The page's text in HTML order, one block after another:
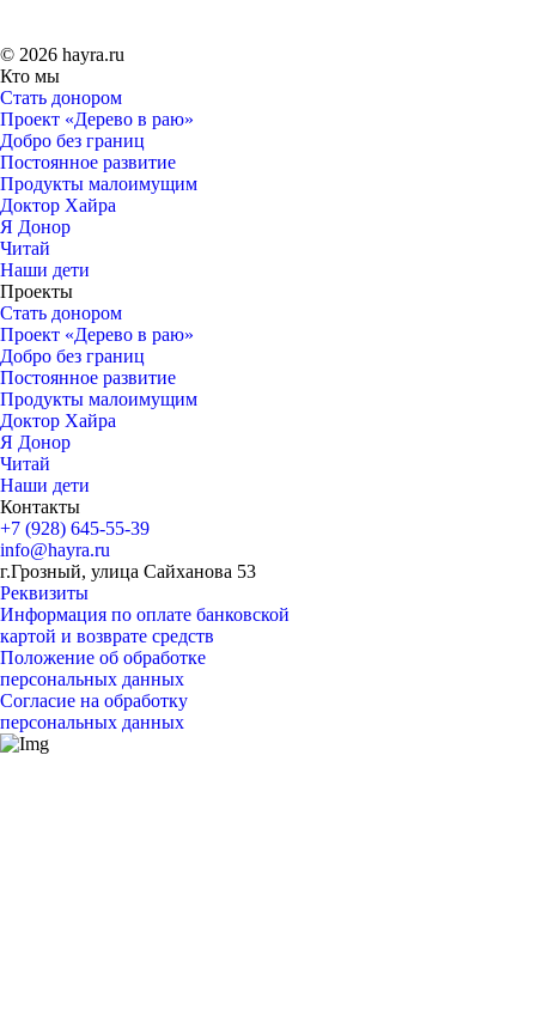
© 2026 hayra.ru
Кто мы
Стать донором
Проект «Дерево в раю»
Добро без границ
Постоянное развитие
Продукты малоимущим
Доктор Хайра
Я Донор
Читай
Наши дети
Проекты
Стать донором
Проект «Дерево в раю»
Добро без границ
Постоянное развитие
Продукты малоимущим
Доктор Хайра
Я Донор
Читай
Наши дети
Контакты
+7 (928) 645-55-39
info@hayra.ru
г.Грозный, улица Сайханова 53
Реквизиты
Информация по оплате банковской
картой и возврате средств
Положение об обработке
персональных данных
Согласие на обработку
персональных данных